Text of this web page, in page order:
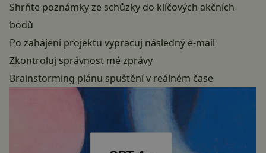
Shrňte poznámky ze schůzky do klíčových akčních
bodů
Po zahájení projektu vypracuj následný e-mail
Zkontroluj správnost mé zprávy
Brainstorming plánu spuštění v reálném čase